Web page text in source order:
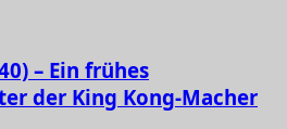
– Ein frühes
der King Kong-Macher